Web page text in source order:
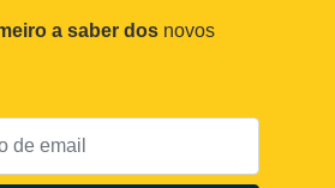
a saber dos novos